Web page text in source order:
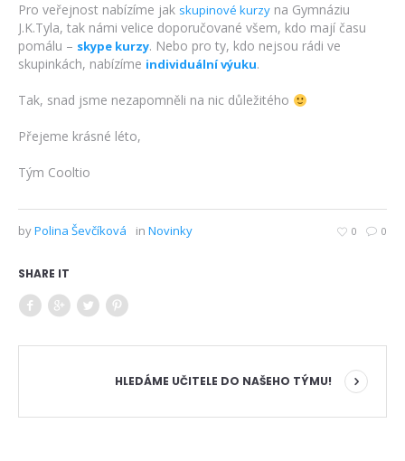
Pro veřejnost nabízíme jak skupinové kurzy na Gymnáziu
J.K.Tyla, tak námi velice doporučované všem, kdo mají času
pomálu – skype kurzy. Nebo pro ty, kdo nejsou rádi ve
skupinkách, nabízíme individuální výuku.
Tak, snad jsme nezapomněli na nic důležitého
Přejeme krásné léto,
Tým Cooltio
0 0
byPolina Ševčíková in Novinky
SHARE IT
HLEDÁME UČITELE DO NAŠEHO TÝMU!